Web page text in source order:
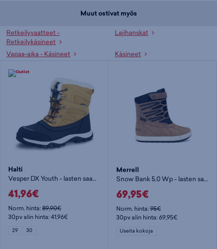
Muut ostivat myös
Retkeilyvaatteet -
Retkeilykäsineet
Lajihanskat
Vapaa-aika - Käsineet Käsineet
Halti
Vesper DX Youth - lasten saappaat
41,96€
Norm. hinta:89,90€
30pv alin hinta: 41,96€
29 30
Merrell
Snow Bank 5.0 Wp - lasten saappaat
69,95€
Norm. hinta:95€
30pv alin hinta: 69,95€
Useita kokoja